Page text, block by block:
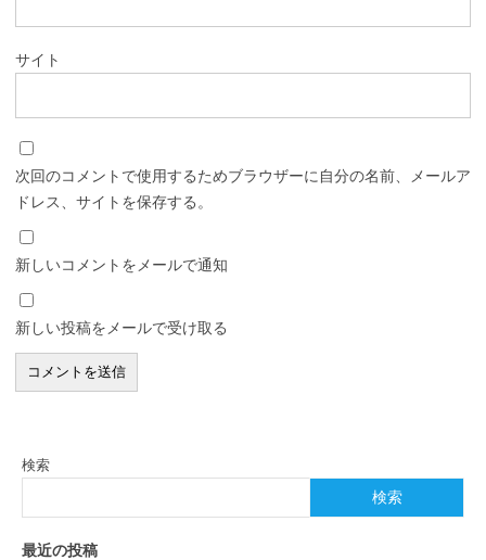
サイト
次回のコメントで使用するためブラウザーに自分の名前、メールア
ドレス、サイトを保存する。
新しいコメントをメールで通知
新しい投稿をメールで受け取る
検索
検索
最近の投稿